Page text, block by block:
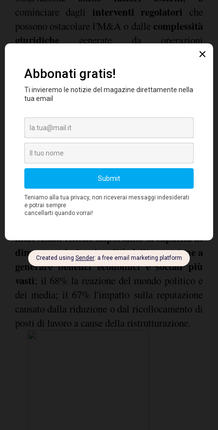
cominciare dagli interventi regolatori che
possono ostacolare l'M&A o dalle complessità
giuridichegenerate da operazioni
internazionali: questi fattori sono considerati
importanti dal 78% degli intervistati. Per il
71% pesano le reazioni attese dal mondo
politico e dai media, con il conseguente
coinvolte e le relative ripercussioni
sull'operatività attesa post acquisizione. La
ricerca, inoltre, ha analizzato la percezione di
analisti e investitori in relazione alle
ristrutturazioni aziendali. Anche in questo caso
i fondamentali finanziari ed economici
rivestono le prime posizioni, ma balzano
intervistati ritiene importante la capacità di
dimostrare la funzionalità dell'operazione a
generare benefici economici e sociali più
vasti; il 68% la reazione del mondo politico e
dei media; il 67% l'impatto sulla reputazione
causato dalla riduzione o dal ricollocamento di
posti di lavoro a cause della ristrutturazione.